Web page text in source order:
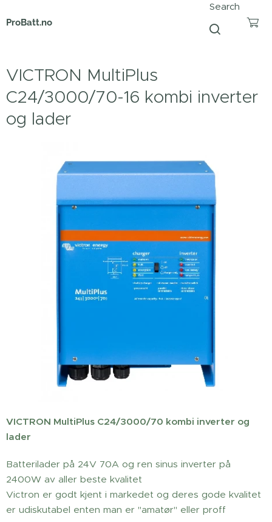
ProBatt.no
Search
VICTRON MultiPlus
C24/3000/70-16 kombi inverter
og lader
VICTRON MultiPlus C24/3000/70 kombi inverter og
lader
Batterilader på 24V 70A og ren sinus inverter på
2400W av aller beste kvalitet
Victron er godt kjent i markedet og deres gode kvalitet
er udiskutabel enten man er "amatør" eller proff